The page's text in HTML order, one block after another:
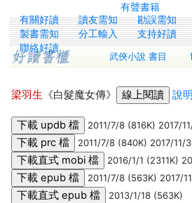
有聲書籍
有關好讀 讀友需知
勘誤需知
製書需知
分工輸入
支持好讀
聯絡好讀
武俠小說 書目
梁羽生 《白髮魔女傳》 說明
2011/7/8 (816K) 2017/
2011/7/8 (840K) 2017/11/3
2016/1/1 (2311K)
2011/7/8 (563K) 2017/
2013/1/18 (563K)